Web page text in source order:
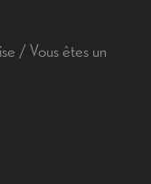
/ Vous êtes un